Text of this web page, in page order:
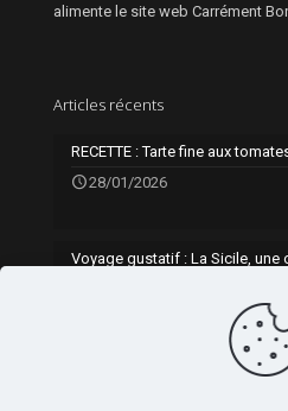
alimente le site web Carrément
Articles récents
RECETTE : Tarte fine aux
28/01/2026
Voyage gustatif : La Sicile, une